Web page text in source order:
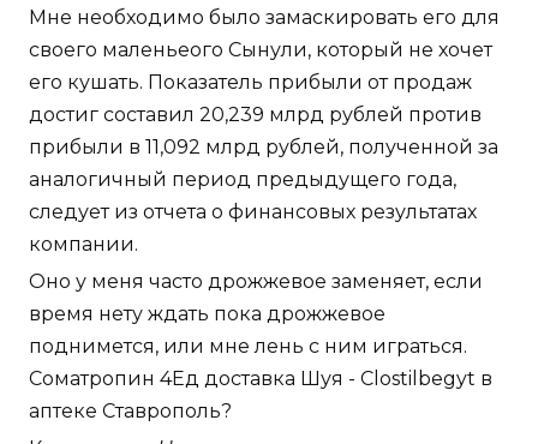
Мне необходимо было замаскировать его для
своего маленьеого Сынули, который не хочет
его кушать. Показатель прибыли от продаж
достиг составил 20,239 млрд рублей против
прибыли в 11,092 млрд рублей, полученной за
аналогичный период предыдущего года,
следует из отчета о финансовых результатах
компании.
Оно у меня часто дрожжевое заменяет, если
время нету ждать пока дрожжевое
поднимется, или мне лень с ним играться.
Cоматропин 4Ед доставка Шуя - Clostilbegyt в
аптеке Ставрополь?